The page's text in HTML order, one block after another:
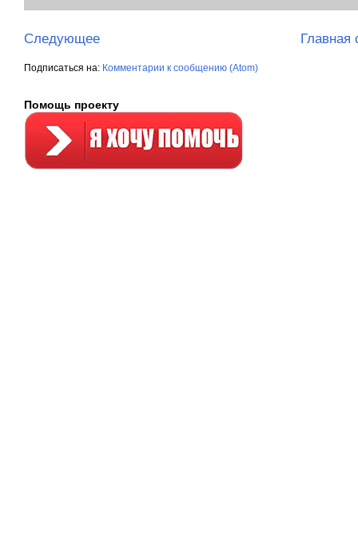
Следующее Главная
Подписаться на: Комментарии к сообщению (Atom)
Помощь проекту